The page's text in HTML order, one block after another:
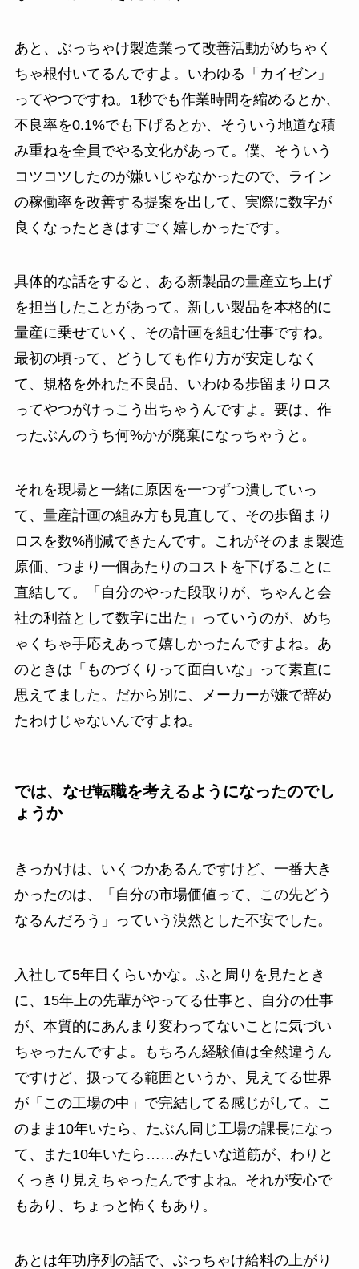
あと、ぶっちゃけ製造業って改善活動がめちゃく
ちゃ根付いてるんですよ。いわゆる「カイゼン」
ってやつですね。1秒でも作業時間を縮めるとか、
不良率を0.1%でも下げるとか、そういう地道な積
み重ねを全員でやる文化があって。僕、そういう
コツコツしたのが嫌いじゃなかったので、ライン
の稼働率を改善する提案を出して、実際に数字が
良くなったときはすごく嬉しかったです。
具体的な話をすると、ある新製品の量産立ち上げ
を担当したことがあって。新しい製品を本格的に
量産に乗せていく、その計画を組む仕事ですね。
最初の頃って、どうしても作り方が安定しなく
て、規格を外れた不良品、いわゆる歩留まりロス
ってやつがけっこう出ちゃうんですよ。要は、作
ったぶんのうち何%かが廃棄になっちゃうと。
それを現場と一緒に原因を一つずつ潰していっ
て、量産計画の組み方も見直して、その歩留まり
ロスを数%削減できたんです。これがそのまま製造
原価、つまり一個あたりのコストを下げることに
直結して。「自分のやった段取りが、ちゃんと会
社の利益として数字に出た」っていうのが、めち
ゃくちゃ手応えあって嬉しかったんですよね。あ
のときは「ものづくりって面白いな」って素直に
思えてました。だから別に、メーカーが嫌で辞め
たわけじゃないんですよね。
では、なぜ転職を考えるようになったのでし
ょうか
きっかけは、いくつかあるんですけど、一番大き
かったのは、「自分の市場価値って、この先どう
なるんだろう」っていう漠然とした不安でした。
入社して5年目くらいかな。ふと周りを見たとき
に、15年上の先輩がやってる仕事と、自分の仕事
が、本質的にあんまり変わってないことに気づい
ちゃったんですよ。もちろん経験値は全然違うん
ですけど、扱ってる範囲というか、見えてる世界
が「この工場の中」で完結してる感じがして。こ
のまま10年いたら、たぶん同じ工場の課長になっ
て、また10年いたら……みたいな道筋が、わりと
くっきり見えちゃったんですよね。それが安心で
もあり、ちょっと怖くもあり。
あとは年功序列の話で、ぶっちゃけ給料の上がり